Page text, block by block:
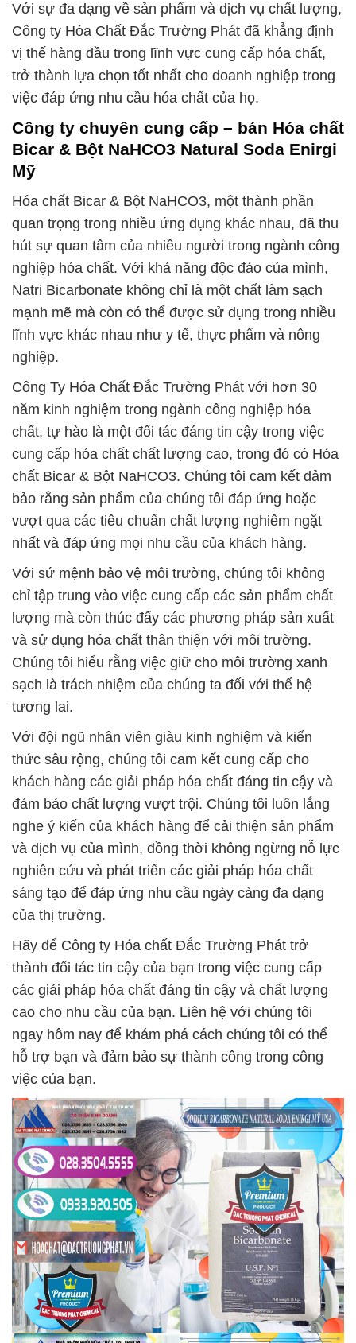
Với sự đa dạng về sản phẩm và dịch vụ chất lượng,
Công ty Hóa Chất Đắc Trường Phát đã khẳng định
vị thế hàng đầu trong lĩnh vực cung cấp hóa chất,
trở thành lựa chọn tốt nhất cho doanh nghiệp trong
việc đáp ứng nhu cầu hóa chất của họ.
Công ty chuyên cung cấp – bán Hóa chất
Bicar & Bột NaHCO3 Natural Soda Enirgi
Mỹ
Hóa chất Bicar & Bột NaHCO3, một thành phần
quan trọng trong nhiều ứng dụng khác nhau, đã thu
hút sự quan tâm của nhiều người trong ngành công
nghiệp hóa chất. Với khả năng độc đáo của mình,
Natri Bicarbonate không chỉ là một chất làm sạch
mạnh mẽ mà còn có thể được sử dụng trong nhiều
lĩnh vực khác nhau như y tế, thực phẩm và nông
nghiệp.
Công Ty Hóa Chất Đắc Trường Phát với hơn 30
năm kinh nghiệm trong ngành công nghiệp hóa
chất, tự hào là một đối tác đáng tin cậy trong việc
cung cấp hóa chất chất lượng cao, trong đó có Hóa
chất Bicar & Bột NaHCO3. Chúng tôi cam kết đảm
bảo rằng sản phẩm của chúng tôi đáp ứng hoặc
vượt qua các tiêu chuẩn chất lượng nghiêm ngặt
nhất và đáp ứng mọi nhu cầu của khách hàng.
Với sứ mệnh bảo vệ môi trường, chúng tôi không
chỉ tập trung vào việc cung cấp các sản phẩm chất
lượng mà còn thúc đẩy các phương pháp sản xuất
và sử dụng hóa chất thân thiện với môi trường.
Chúng tôi hiểu rằng việc giữ cho môi trường xanh
sạch là trách nhiệm của chúng ta đối với thế hệ
tương lai.
Với đội ngũ nhân viên giàu kinh nghiệm và kiến
thức sâu rộng, chúng tôi cam kết cung cấp cho
khách hàng các giải pháp hóa chất đáng tin cậy và
đảm bảo chất lượng vượt trội. Chúng tôi luôn lắng
nghe ý kiến của khách hàng để cải thiện sản phẩm
và dịch vụ của mình, đồng thời không ngừng nỗ lực
nghiên cứu và phát triển các giải pháp hóa chất
sáng tạo để đáp ứng nhu cầu ngày càng đa dạng
của thị trường.
Hãy để Công ty Hóa chất Đắc Trường Phát trở
thành đối tác tin cậy của bạn trong việc cung cấp
các giải pháp hóa chất đáng tin cậy và chất lượng
cao cho nhu cầu của bạn. Liên hệ với chúng tôi
ngay hôm nay để khám phá cách chúng tôi có thể
hỗ trợ bạn và đảm bảo sự thành công trong công
việc của bạn.